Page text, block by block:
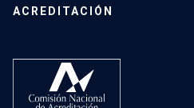
ACREDITACIÓN